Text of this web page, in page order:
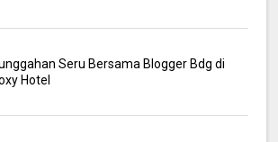
Seru Bersama Blogger Bdg di
Hotel